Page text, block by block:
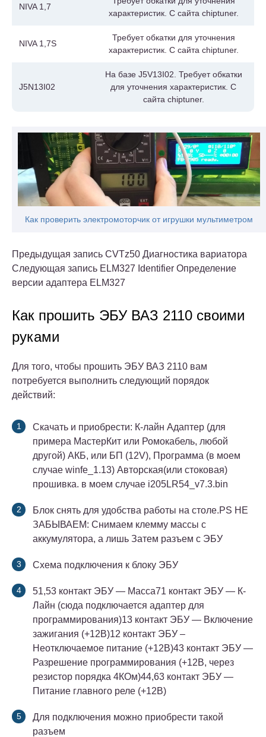
NIVA 1,7
характеристик. С сайта chiptuner.
NIVA 1,7S
Требует обкатки для уточнения
характеристик. С сайта chiptuner.
J5N13I02
На базе J5V13I02. Требует обкатки
для уточнения характеристик. С
сайта chiptuner.
Как проверить электромоторчик от игрушки мультиметром
Предыдущая запись CVTz50 Диагностика вариатора
Следующая запись ELM327 Identifier Определение
версии адаптера ELM327
Как прошить ЭБУ ВАЗ 2110 своими
руками
Для того, чтобы прошить ЭБУ ВАЗ 2110 вам
потребуется выполнить следующий порядок
действий:
Скачать и приобрести: К-лайн Адаптер (для
примера МастерКит или Ромокабель, любой
другой) АКБ, или БП (12V), Программа (в моем
случае winfe_1.13) Авторская(или стоковая)
прошивка. в моем случае i205LR54_v7.3.bin
Блок снять для удобства работы на столе.PS НЕ
ЗАБЫВАЕМ: Снимаем клемму массы с
аккумулятора, а лишь Затем разъем с ЭБУ
Схема подключения к блоку ЭБУ
51,53 контакт ЭБУ — Масса71 контакт ЭБУ — К-
Лайн (сюда подключается адаптер для
программирования)13 контакт ЭБУ — Включение
зажигания (+12В)12 контакт ЭБУ –
Неотключаемое питание (+12В)43 контакт ЭБУ —
Разрешение программирования (+12В, через
резистор порядка 4КОм)44,63 контакт ЭБУ —
Питание главного реле (+12В)
Для подключения можно приобрести такой
разъем